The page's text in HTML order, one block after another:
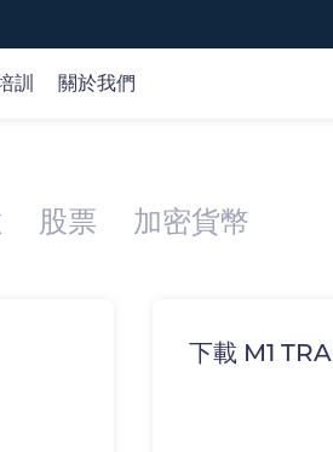
匯
平臺。
易策略
訓
礎知識
關於我們
於我們股票 加密貨幣
下載 M1